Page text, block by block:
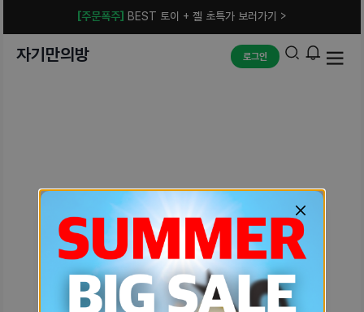
[주문폭주] BEST 토이 + 젤 초특가 보러가기 >
자기만의방 로그인
예상치 못한 에러입니다.